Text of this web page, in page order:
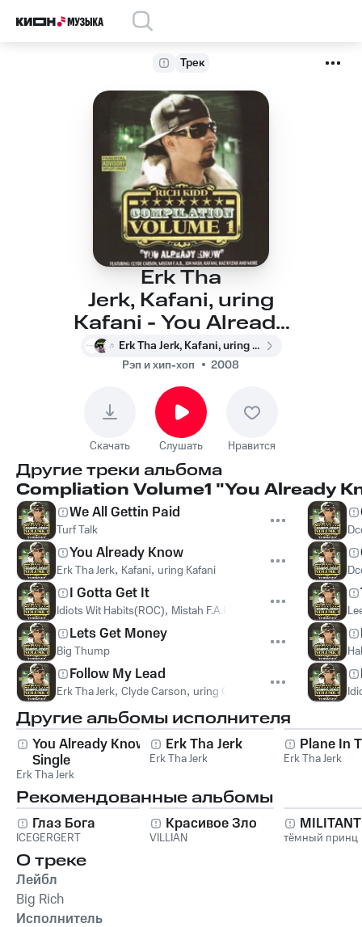
Трек
Erk Tha
Jerk, Kafani, uring
Kafani - You Already
Know
Erk Tha Jerk, Kafani, uring Kafani
Рэп и хип-хоп
2008
Скачать Слушать Нравится
Другие треки альбома
Compliation Volume1 "You Already
We All Gettin Paid
Turf Talk
You Already Know
Erk Tha Jerk, Kafani, uring Kafani
I Gotta Get It
Idiots Wit Habits(ROC), Mistah F.A.B.
Lets Get Money
Big Thump
Follow My Lead
Erk Tha Jerk, Clyde Carson, uring Clyde Carson
Другие альбомы исполнителя
You Already Know -
Single
Erk Tha Jerk
Erk Tha Jerk
Erk Tha Jerk
Plane In
Erk Tha Jerk
Рекомендованные альбомы
Глаз Бога
ICEGERGERT
Красивое Зло
VILLIAN тёмный принц
О треке
Лейбл
Big Rich
Исполнитель